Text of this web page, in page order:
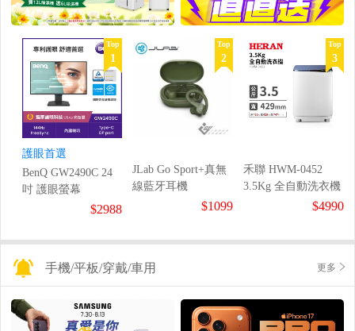
Top
1
護眼首選
BenQ GW2490C 24
吋 護眼螢幕
$2988
Top
2
JLab Go Sport+真無
線藍牙耳機
$1099
Top
3
禾聯 HWM-0452
3.5Kg 全自動洗衣機
$4990
手機/平板/穿戴/車用 更多